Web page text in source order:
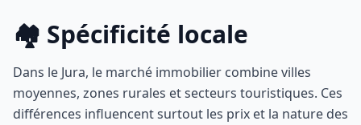
🏘️ Spécificité locale
Dans le Jura, le marché immobilier combine villes
moyennes, zones rurales et secteurs touristiques. Ces
différences influencent surtout les prix et la nature des